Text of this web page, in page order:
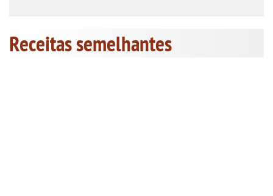
Receitas semelhantes